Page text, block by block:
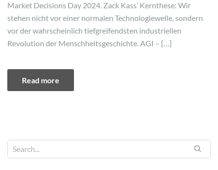
Market Decisions Day 2024. Zack Kass’ Kernthese: Wir
stehen nicht vor einer normalen Technologiewelle, sondern
vor der wahrscheinlich tiefgreifendsten industriellen
Revolution der Menschheitsgeschichte. AGI – […]
Read more